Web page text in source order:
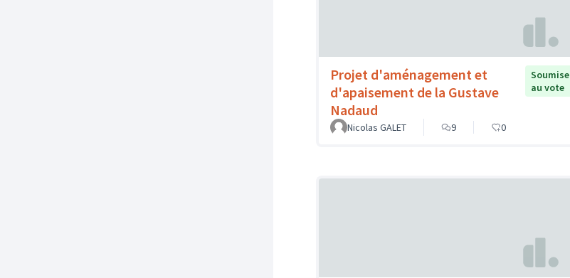
Projet d'aménagement et
d'apaisement de la Gustave
Nadaud
Soumise
au vote
Nicolas GALET 9 0